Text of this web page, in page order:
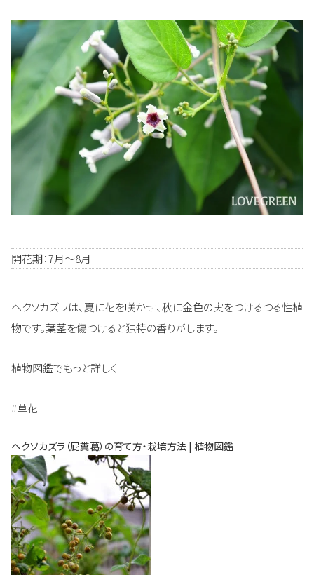
開花期：7月～8月
ヘクソカズラは、夏に花を咲かせ、秋に金色の実をつけるつる性植
物です。葉茎を傷つけると独特の香りがします。
植物図鑑でもっと詳しく
#草花
ヘクソカズラ（屁糞葛）の育て方・栽培方法 | 植物図鑑